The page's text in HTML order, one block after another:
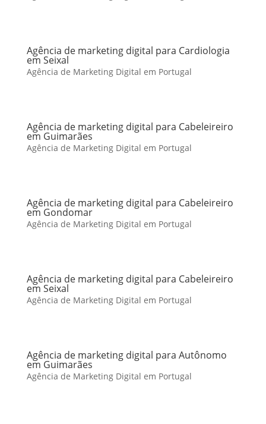
Agência de marketing digital para Cardiologia
em Seixal
Agência de Marketing Digital em Portugal
Agência de marketing digital para Cabeleireiro
em Guimarães
Agência de Marketing Digital em Portugal
Agência de marketing digital para Cabeleireiro
em Gondomar
Agência de Marketing Digital em Portugal
Agência de marketing digital para Cabeleireiro
em Seixal
Agência de Marketing Digital em Portugal
Agência de marketing digital para Autônomo
em Guimarães
Agência de Marketing Digital em Portugal